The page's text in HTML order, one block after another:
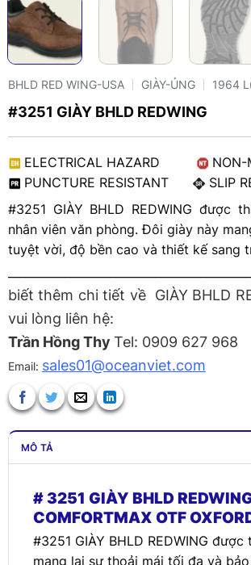
BHLD RED WING-USA GIÀY-ỦNG 1964
#3251 GIÀY BHLD REDWING
ELECTRICAL HAZARD
NON-
PUNCTURE RESISTANT
SLIP
#3251 GIÀY BHLD REDWING được
nhân viên văn phòng. Đôi giày này
tuyệt vời, độ bền cao và thiết kế sang
biết thêm chi tiết về GIÀY BHLD
vui lòng liên hệ:
Trần Hồng Thy Tel: 0909 627 968
Email: sales01@oceanviet.com
MÔ TẢ
# 3251 GIÀY BHLD
COMFORTMAX OTF
#3251 GIÀY BHLD REDWING
mang lại sự thoải mái tối đa và